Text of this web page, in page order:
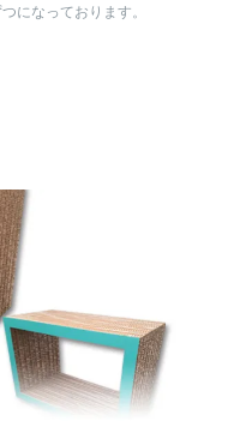
になっております。